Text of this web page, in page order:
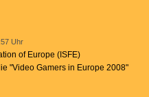
Uhr
of Europe (ISFE)
"Video Gamers in Europe 2008"